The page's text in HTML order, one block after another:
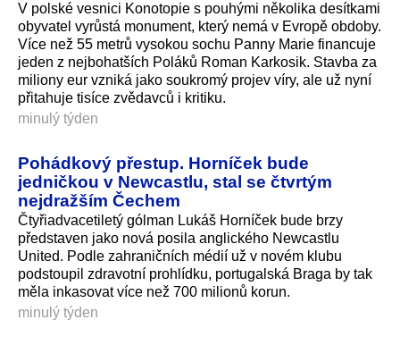
V polské vesnici Konotopie s pouhými několika desítkami
obyvatel vyrůstá monument, který nemá v Evropě obdoby.
Více než 55 metrů vysokou sochu Panny Marie financuje
jeden z nejbohatších Poláků Roman Karkosik. Stavba za
miliony eur vzniká jako soukromý projev víry, ale už nyní
přitahuje tisíce zvědavců i kritiku.
minulý týden
Pohádkový přestup. Horníček bude
jedničkou v Newcastlu, stal se čtvrtým
nejdražším Čechem
Čtyřiadvacetiletý gólman Lukáš Horníček bude brzy
představen jako nová posila anglického Newcastlu
United. Podle zahraničních médií už v novém klubu
podstoupil zdravotní prohlídku, portugalská Braga by tak
měla inkasovat více než 700 milionů korun.
minulý týden